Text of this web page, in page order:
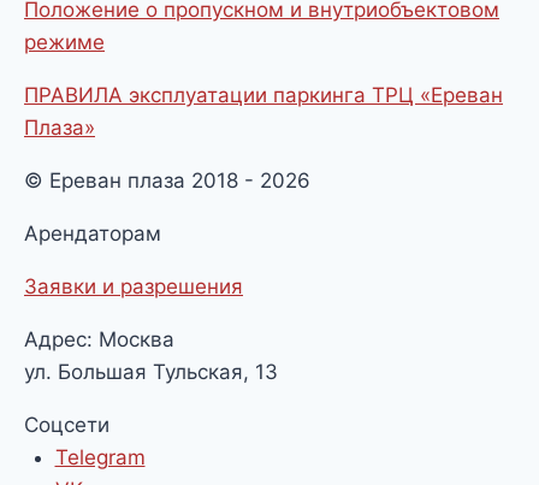
Положение о пропускном и внутриобъектовом
режиме
ПРАВИЛА эксплуатации паркинга ТРЦ «Ереван
Плаза»
© Ереван плаза 2018 - 2026
Арендаторам
Заявки и разрешения
Адрес: Москва
ул. Большая Тульская, 13
Соцсети
Telegram